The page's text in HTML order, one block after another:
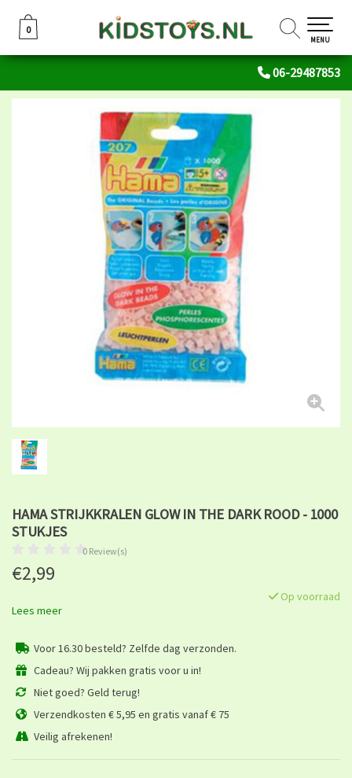
06-29487853
0
0
MENU
HAMA STRIJKKRALEN GLOW IN THE DARK ROOD - 1000
STUKJES
0 Review(s)
€2,99
Op voorraad
Lees meer
Voor 16.30 besteld? Zelfde dag verzonden.
Cadeau? Wij pakken gratis voor u in!
Niet goed? Geld terug!
Verzendkosten € 5,95 en gratis vanaf € 75
Veilig afrekenen!